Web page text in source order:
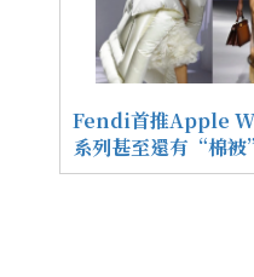
Fendi首推Apple
系列甚至還有“棉